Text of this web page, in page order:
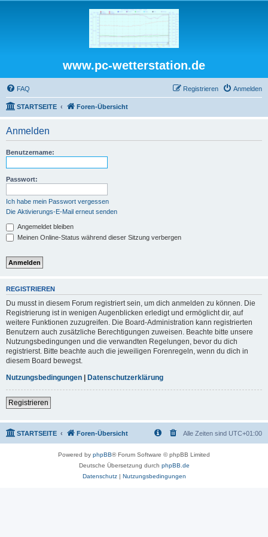
www.pc-wetterstation.de
FAQ Anmelden
Registrieren
STARTSEITE Foren-Übersicht
Anmelden
Benutzername:
Passwort:
Ich habe mein Passwort vergessen
Die Aktivierungs-E-Mail erneut senden
Angemeldet bleiben
Meinen Online-Status während dieser Sitzung verbergen
REGISTRIEREN
Du musst in diesem Forum registriert sein, um dich anmelden zu können. Die
Registrierung ist in wenigen Augenblicken erledigt und ermöglicht dir, auf
weitere Funktionen zuzugreifen. Die Board-Administration kann registrierten
Benutzern auch zusätzliche Berechtigungen zuweisen. Beachte bitte unsere
Nutzungsbedingungen und die verwandten Regelungen, bevor du dich
registrierst. Bitte beachte auch die jeweiligen Forenregeln, wenn du dich in
diesem Board bewegst.
Nutzungsbedingungen | Datenschutzerklärung
Registrieren
STARTSEITE Foren-Übersicht Alle Zeiten sind UTC+01:00
Powered by phpBB® Forum Software © phpBB Limited
Deutsche Übersetzung durch phpBB.de
Datenschutz| Nutzungsbedingungen